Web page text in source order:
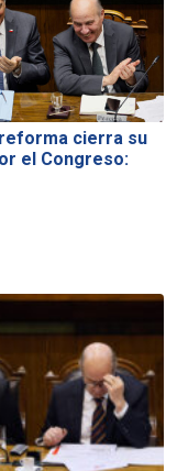
cierra su
el Congreso: